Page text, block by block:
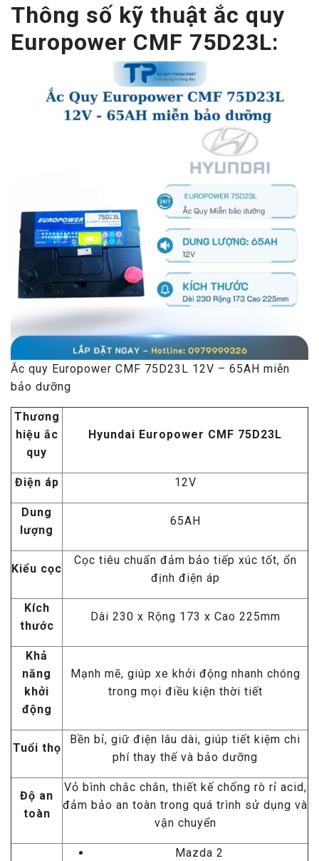
Thông số kỹ thuật ắc quy
Europower CMF 75D23L:
Ắc quy Europower CMF 75D23L 12V – 65AH miễn
bảo dưỡng
Thương
hiệu ắc
quy
Hyundai Europower CMF 75D23L
Điện áp 12V
Dung
lượng
65AH
Kiểu cọc
Cọc tiêu chuẩn đảm bảo tiếp xúc tốt, ổn
định điện áp
Kích
thước
Dài 230 x Rộng 173 x Cao 225mm
Khả
năng
khởi
động
Mạnh mẽ, giúp xe khởi động nhanh chóng
trong mọi điều kiện thời tiết
Tuổi thọ
Bền bỉ, giữ điện lâu dài, giúp tiết kiệm chi
phí thay thế và bảo dưỡng
Độ an
toàn
Vỏ bình chắc chắn, thiết kế chống rò rỉ acid,
đảm bảo an toàn trong quá trình sử dụng và
vận chuyển
Mazda 2